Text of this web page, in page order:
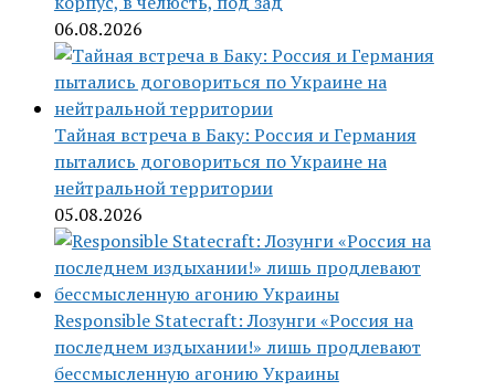
06.08.2026
Тайная встреча в Баку: Россия и Германия
пытались договориться по Украине на
нейтральной территории
05.08.2026
Responsible Statecraft: Лозунги «Россия на
последнем издыхании!» лишь продлевают
бессмысленную агонию Украины